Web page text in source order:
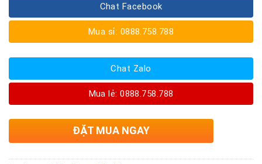
Chat Facebook
Mua sỉ: 0888.758.788
Chat Zalo
Mua lẻ: 0888.758.788
ĐẶT MUA NGAY